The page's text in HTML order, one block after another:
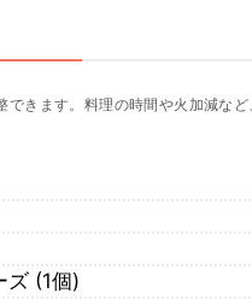
できます。料理の時間や火加減な
ズ (1個)